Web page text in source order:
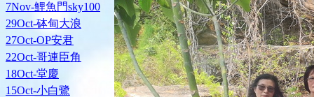
7Nov-鯉魚門sky100
29Oct-砵甸大浪
27Oct-OP安君
22Oct-哥連臣角
18Oct-堂慶
15Oct-小白鷺